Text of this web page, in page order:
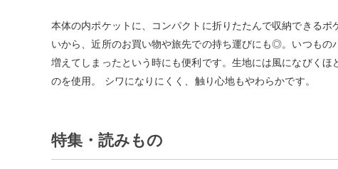
本体の内ポケットに、コンパクトに折りたたんで収納できるポ
いから、近所のお買い物や旅先での持ち運びにも◎。いつもの
増えてしまったという時にも便利です。生地には風になびくほ
のを使用。 シワになりにくく、触り心地もやわらかです。
特集・読みもの